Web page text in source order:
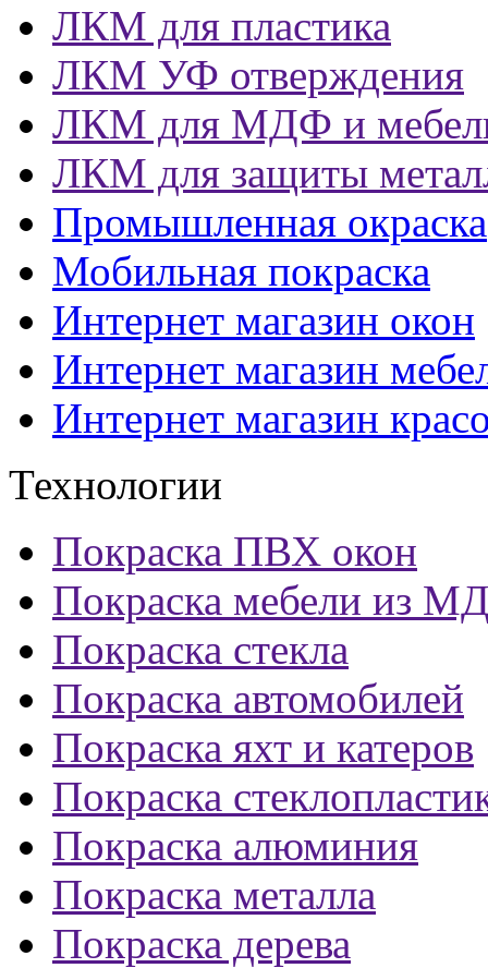
ЛКМ для пластика
ЛКМ УФ отверждения
ЛКМ для МДФ и
ЛКМ для защиты
Промышленная окраска
Мобильная покраска
Интернет магазин окон
Интернет магазин
Интернет магазин
Технологии
Покраска ПВХ окон
Покраска мебели из
Покраска стекла
Покраска автомобилей
Покраска яхт и катеров
Покраска
Покраска алюминия
Покраска металла
Покраска дерева